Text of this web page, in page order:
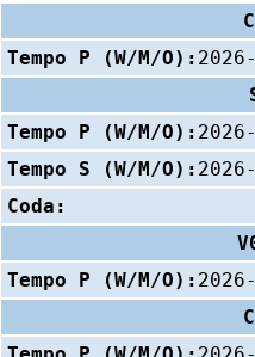
Tempo P (W/M/O):
Tempo P (W/M/O):
Tempo S (W/M/O):
Coda:
Tempo P (W/M/O):